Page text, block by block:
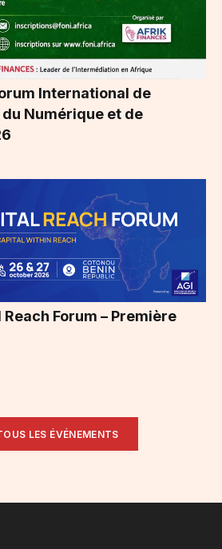
International de
Numérique et de
Forum – Première
LES ÉVÉNEMENTS